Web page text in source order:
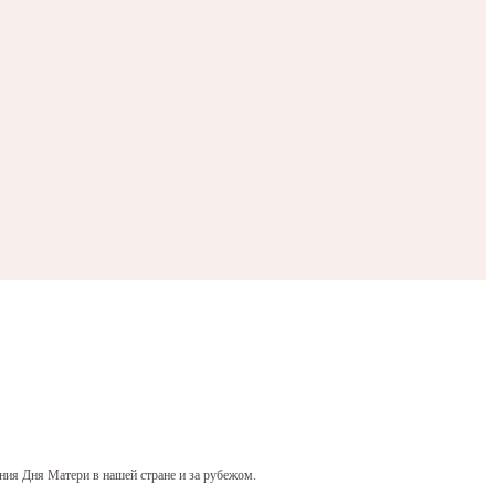
Дня Матери в нашей стране и за рубежом.